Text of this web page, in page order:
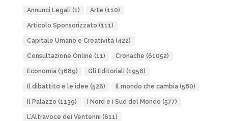
Annunci Legali (1) Arte (110)
Articolo Sponsorizzato (111)
Capitale Umano e Creatività(422)
Consultazione Online (11) Cronache (61052)
Economia(3689) Gli Editoriali (1956)
Il dibattito e le idee (526) Il mondo che cambia(580)
Il Palazzo (1139) I Nord e i Sud del Mondo (577)
L'Altravoce dei Ventenni (611)